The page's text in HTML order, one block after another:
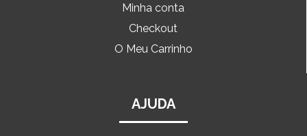
Minha conta
Checkout
O Meu Carrinho
AJUDA